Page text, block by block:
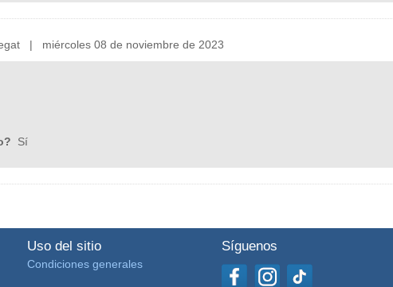
| miércoles 08 de noviembre de 2023
Sí
Uso del sitio
Condiciones generales
Síguenos